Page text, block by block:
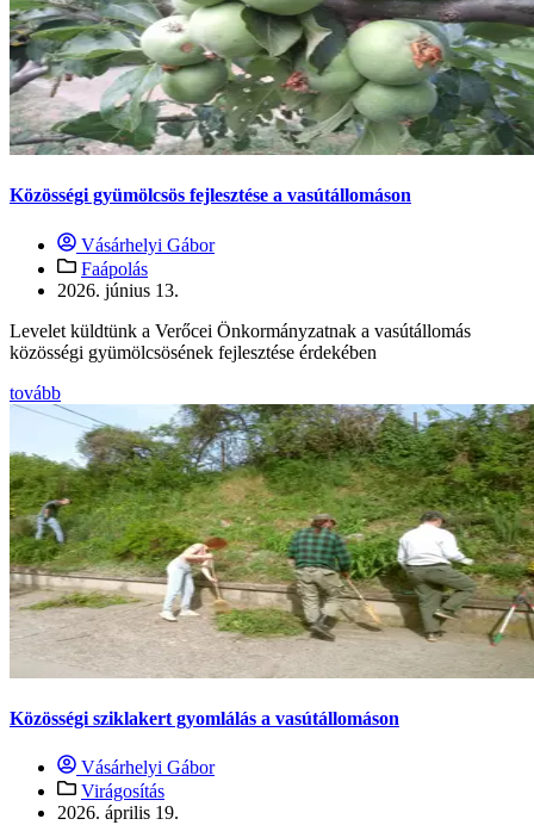
Közösségi gyümölcsös fejlesztése a vasútállomáson
Vásárhelyi Gábor
Faápolás
2026. június 13.
Levelet küldtünk a Verőcei Önkormányzatnak a vasútállomás
közösségi gyümölcsösének fejlesztése érdekében
tovább
Közösségi sziklakert gyomlálás a vasútállomáson
Vásárhelyi Gábor
Virágosítás
2026. április 19.